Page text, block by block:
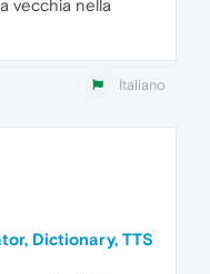
vecchia nella
Italiano
Dictionary, TTS